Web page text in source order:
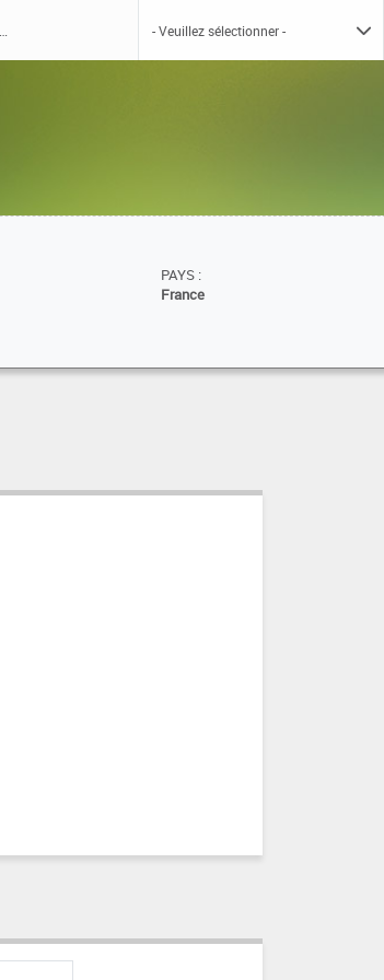
PAYS :
France